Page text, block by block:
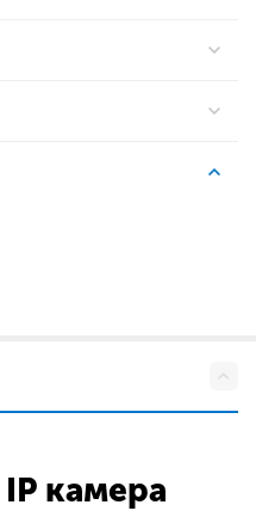
камера